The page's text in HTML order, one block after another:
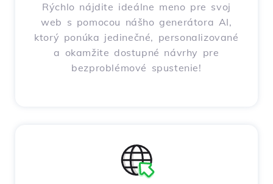
Rýchlo nájdite ideálne meno pre svoj
web s pomocou nášho generátora AI,
ktorý ponúka jedinečné, personalizované
a okamžite dostupné návrhy pre
bezproblémové spustenie!